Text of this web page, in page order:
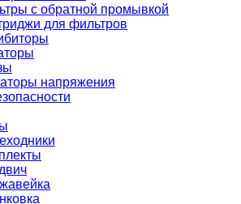
с обратной промывкой
для фильтров
напряжения